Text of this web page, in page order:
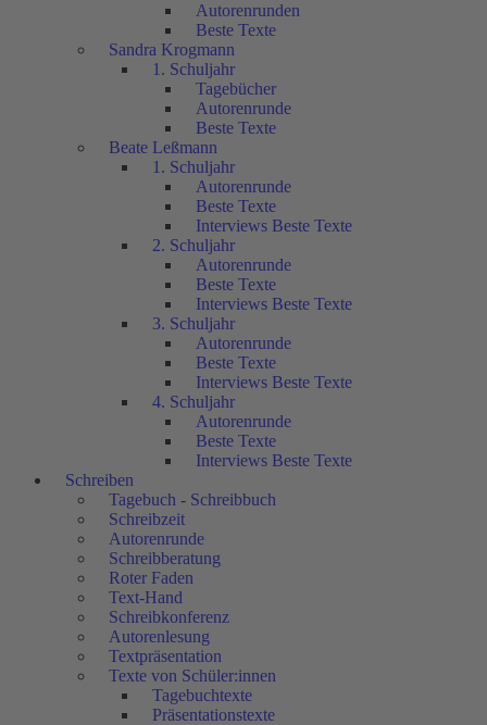
Autorenrunden
Beste Texte
Sandra Krogmann
1. Schuljahr
Tagebücher
Autorenrunde
Beste Texte
Beate Leßmann
1. Schuljahr
Autorenrunde
Beste Texte
Interviews Beste Texte
2. Schuljahr
Autorenrunde
Beste Texte
Interviews Beste Texte
3. Schuljahr
Autorenrunde
Beste Texte
Interviews Beste Texte
4. Schuljahr
Autorenrunde
Beste Texte
Interviews Beste Texte
Schreiben
Tagebuch - Schreibbuch
Schreibzeit
Autorenrunde
Schreibberatung
Roter Faden
Text-Hand
Schreibkonferenz
Autorenlesung
Textpräsentation
Texte von Schüler:innen
Tagebuchtexte
Präsentationstexte